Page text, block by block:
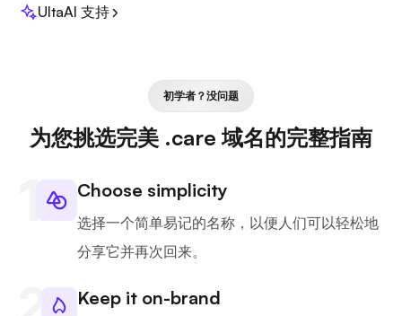
UltaAI 支持
初学者？没问题
为您挑选完美 .care 域名的完整指南
Choose simplicity
选择一个简单易记的名称，以便人们可以轻松地
分享它并再次回来。
Keep it on-brand